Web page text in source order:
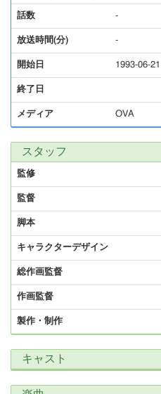
話数 -
放送時間(分) -
開始日 1993-06-21
終了日
メディア OVA
スタッフ
監修
監督
脚本
キャラクターデザイン
総作画監督
作画監督
製作・制作
キャスト